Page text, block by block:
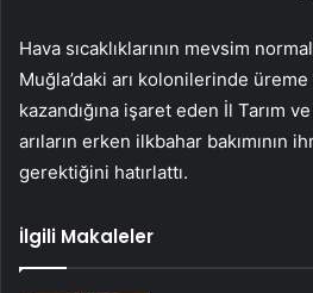
Hava sıcaklıklarının mevsim
Muğla’daki arı kolonilerinde
kazandığına işaret eden İl Tarım
arıların erken ilkbahar bakımının
gerektiğini hatırlattı.
İlgili Makaleler